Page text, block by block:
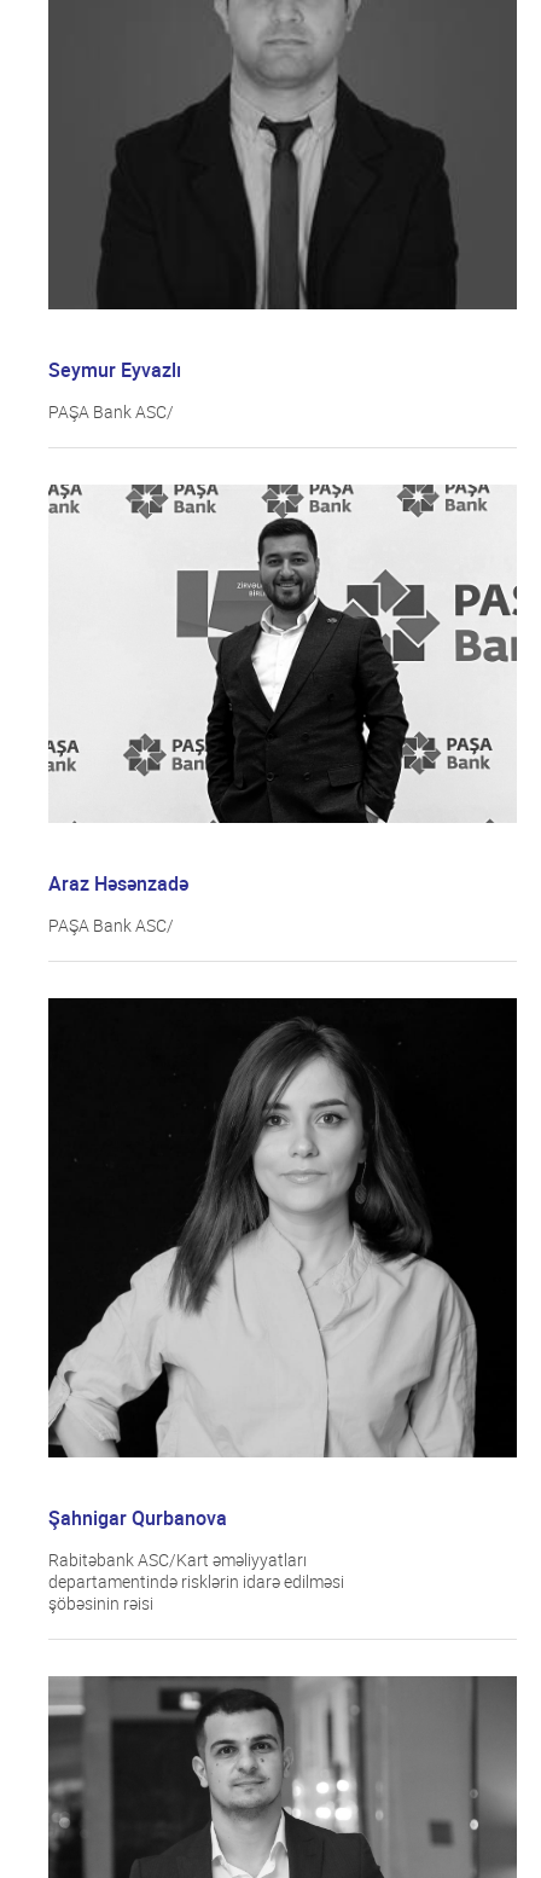
Seymur Eyvazlı
PAŞA Bank ASC/
Araz Həsənzadə
PAŞA Bank ASC/
Şahnigar Qurbanova
Rabitəbank ASC/Kart əməliyyatları
departamentində risklərin idarə edilməsi
şöbəsinin rəisi